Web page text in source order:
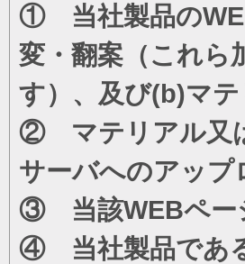
① 当社製品の
変・翻案（これら
す）、及び(b)マ
② マテリアル又
サーバへのアップ
③ 当該WEBペー
④ 当社製品であ